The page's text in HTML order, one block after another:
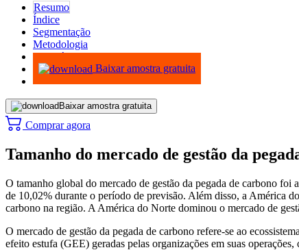
Resumo
Índice
Segmentação
Metodologia
Infográficos
Baixar amostra gratuita
Baixar amostra gratuita
Comprar agora
Tamanho do mercado de gestão da
O tamanho global do mercado de gestão da pegada de carbono
de 10,02% durante o período de previsão. Além disso, a América
carbono na região. A América do Norte dominou o mercado de
O mercado de gestão da pegada de carbono refere-se ao
efeito estufa (GEE) geradas pelas organizações em suas